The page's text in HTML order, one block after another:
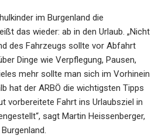
im Burgenland die
das wieder: ab in den Urlaub. „Nicht
des Fahrzeugs sollte vor Abfahrt
Dinge wie Verpflegung, Pausen,
mehr sollte man sich im Vorhinein
hat der ARBÖ die wichtigsten Tipps
vorbereitete Fahrt ins Urlaubsziel in
sagt Martin Heissenberger,